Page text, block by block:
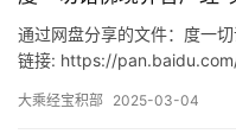
杂
学
通过网盘分享的文件：度一
链接: https://
大乘经宝积部 2025-03-04